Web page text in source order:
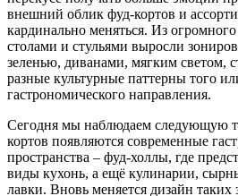
внешний облик фуд-кортов и
кардинально меняться. Из
столами и стульями выросли
зеленью, диванами, мягким светом,
разные культурные паттерны того
гастрономического направления.
Сегодня мы наблюдаем следующую
кортов появляются современные
пространства – фуд-холлы, где
виды кухонь, а ещё кулинарии,
лавки. Вновь меняется дизайн таких